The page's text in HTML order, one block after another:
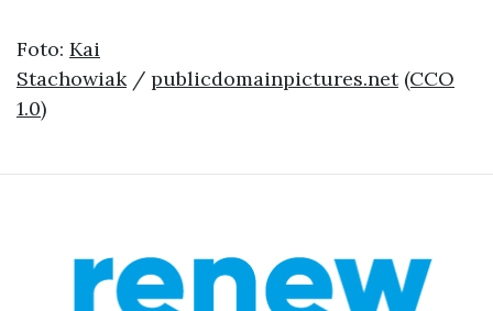
Foto: Kai
Stachowiak/ publicdomainpictures.net (CCO
1.0)